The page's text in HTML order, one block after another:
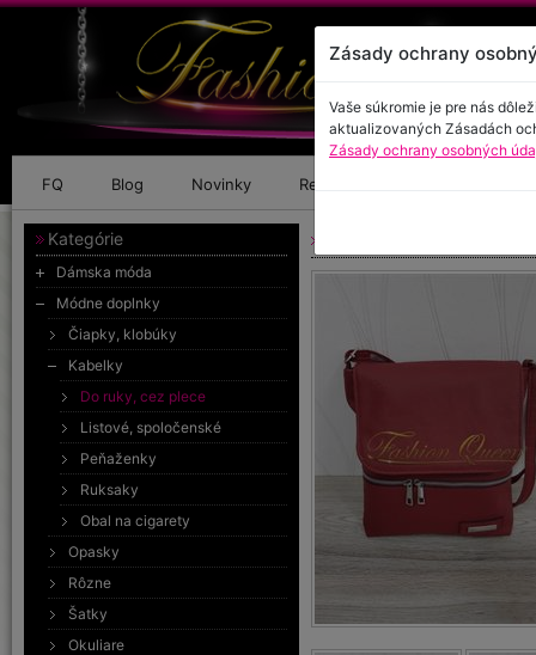
FQ Blog Novinky Referencie
Kategórie
Dámska móda
Módne doplnky
Čiapky, klobúky
Kabelky
Do ruky, cez plece
Listové, spoločenské
Peňaženky
Ruksaky
Obal na cigarety
Opasky
Rôzne
Šatky
Okuliare
Zásady ochrany
Vaše súkromie je pre nás
aktualizovaných Zásadách
Zásady ochrany osobných